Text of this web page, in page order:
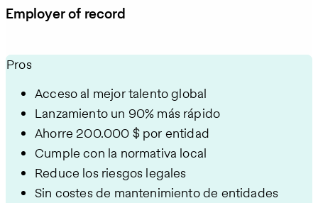
Employer of record
Pros
Acceso al mejor talento global
Lanzamiento un 90% más rápido
Ahorre 200.000 $ por entidad
Cumple con la normativa local
Reduce los riesgos legales
Sin costes de mantenimiento de entidades